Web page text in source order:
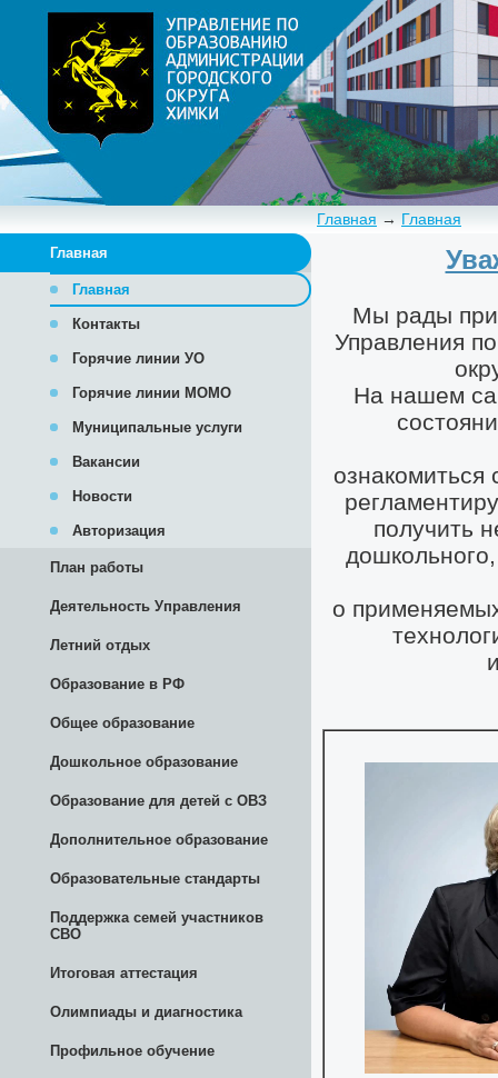
Главная → Главная
Главная
Главная
Контакты
Горячие линии УО
Горячие линии МОМО
Муниципальные услуги
Вакансии
Новости
Авторизация
План работы
Деятельность Управления
Летний отдых
Образование в РФ
Общее образование
Дошкольное образование
Образование для детей с ОВЗ
Дополнительное образование
Образовательные стандарты
Поддержка семей участников
СВО
Итоговая аттестация
Олимпиады и диагностика
Профильное обучение